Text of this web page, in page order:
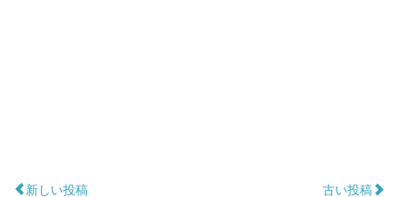
新しい投稿 古い投稿